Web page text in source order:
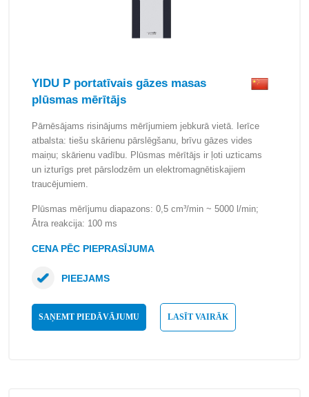
YIDU P portatīvais gāzes masas
plūsmas mērītājs
Pārnēsājams risinājums mērījumiem jebkurā vietā. Ierīce
atbalsta: tiešu skārienu pārslēgšanu, brīvu gāzes vides
maiņu; skārienu vadību. Plūsmas mērītājs ir ļoti uzticams
un izturīgs pret pārslodzēm un elektromagnētiskajiem
traucējumiem.
Plūsmas mērījumu diapazons: 0,5 cm³/min ~ 5000 l/min;
Ātra reakcija: 100 ms
CENA PĒC PIEPRASĪJUMA
SAŅEMT PIEDĀVĀJUMU LASĪT VAIRĀK
PIEEJAMS